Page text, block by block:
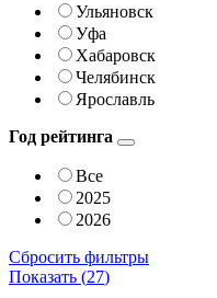
Ульяновск
Уфа
Хабаровск
Челябинск
Ярославль
Год рейтинга
Все
2025
2026
Сбросить фильтры
Показать (27)